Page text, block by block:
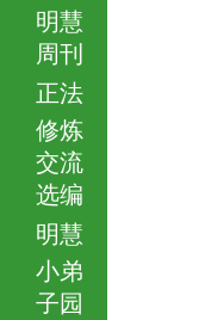
明慧
周刊
正法
修炼
交流
选编
明慧
小弟
子园